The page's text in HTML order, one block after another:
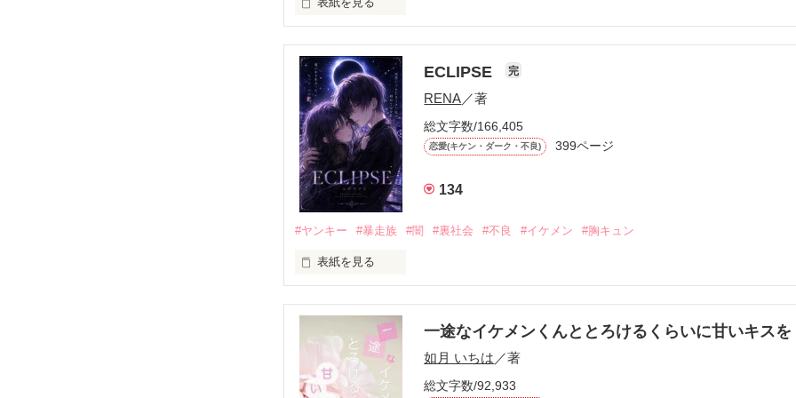
モテる人を好きになるのが怖かった。
だから私は、中学時代に大好きだった彼を自分から振った。
もう会うことはないと思っていたのに、
高校生になって再会した彼は、隣の学校で”王子様”と呼ばれる人気者になっていた。
他の女の子には冷たいのに
「澪ちゃん。」
それは止まっていた恋が再び動き始める合図──。
✨.ﾟ･*..☆.｡.:*✨.☆.｡.:. *:ﾟ✨.ﾟ･*..☆.｡.:*✨
人見知りだけど優しい無自覚だけどモテる
ECLIPSE 完
RENA／著
総文字数/166,405
恋愛(キケン・ダーク・不良) 399ページ
134
#ヤンキー #暴走族 #闇 #裏社会 #不良 #イケメン #胸キュン
表紙を見る
一途なイケメンくんととろけるくらいに甘いキスを
如月 いちは ／著
総文字数/92,933